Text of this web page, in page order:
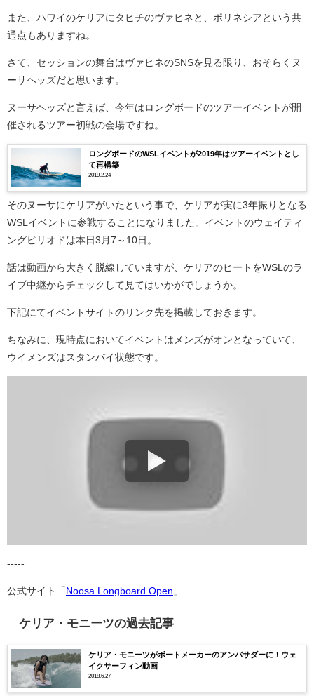
また、ハワイのケリアにタヒチのヴァヒネと、ポリネシアという共
通点もありますね。
さて、セッションの舞台はヴァヒネのSNSを見る限り、おそらくヌ
ーサヘッズだと思います。
ヌーサヘッズと言えば、今年はロングボードのツアーイベントが開
催されるツアー初戦の会場ですね。
ロングボードのWSLイベントが2019年はツアーイベントとし
て再構築
2019.2.24
そのヌーサにケリアがいたという事で、ケリアが実に3年振りとなる
WSLイベントに参戦することになりました。イベントのウェイティ
ングピリオドは本日3月7～10日。
話は動画から大きく脱線していますが、ケリアのヒートをWSLのラ
イブ中継からチェックして見てはいかがでしょうか。
下記にてイベントサイトのリンク先を掲載しておきます。
ちなみに、現時点においてイベントはメンズがオンとなっていて、
ウイメンズはスタンバイ状態です。
-----
公式サイト「 Noosa Longboard Open 」
ケリア・モニーツの過去記事
ケリア・モニーツがボートメーカーのアンバサダーに！ウェ
イクサーフィン動画
2018.6.27